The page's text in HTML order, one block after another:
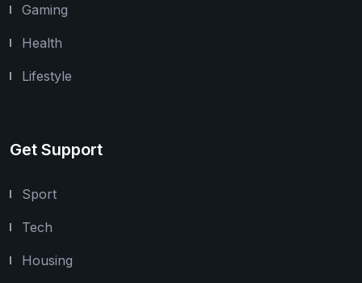
Gaming
Health
Lifestyle
Get Support
Sport
Tech
Housing